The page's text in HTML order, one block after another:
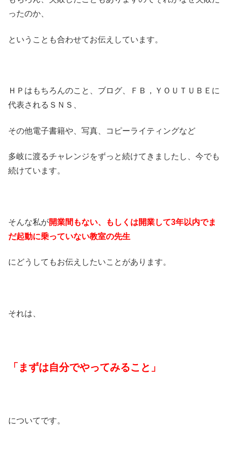
ったのか、
ということも合わせてお伝えしています。
ＨＰはもちろんのこと、ブログ、ＦＢ，ＹＯＵＴＵＢＥに
代表されるＳＮＳ、
その他電子書籍や、写真、コピーライティングなど
多岐に渡るチャレンジをずっと続けてきましたし、今でも
続けています。
そんな私が開業間もない、もしくは開業して3年以内でま
だ起動に乗っていない教室の先生
にどうしてもお伝えしたいことがあります。
それは、
「まずは自分でやってみること」
についてです。